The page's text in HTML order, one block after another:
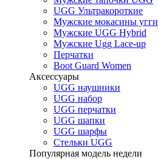
UGG Ультракороткие
Мужские мокасины угги
Мужские UGG Hybrid
Мужские Ugg Lace-up
Перчатки
Boot Guard Women
Аксессуары
UGG наушники
UGG набор
UGG перчатки
UGG шапки
UGG шарфы
Стельки UGG
Популярная модель недели